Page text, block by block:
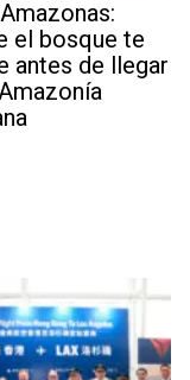
el bosque te
antes de llegar